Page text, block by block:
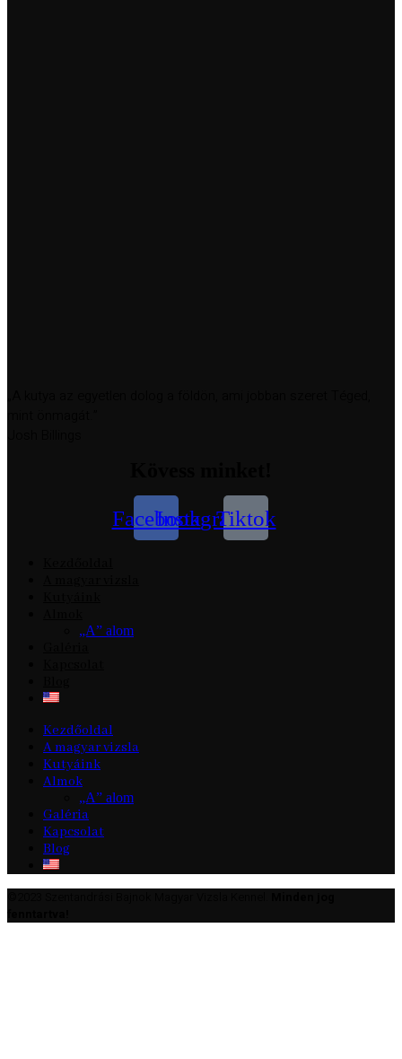
FacebookInstagramTiktok
„A” alom
Kezdőoldal
A magyar vizsla
Kutyáink
Almok
„A” alom
Galéria
Kapcsolat
Blog